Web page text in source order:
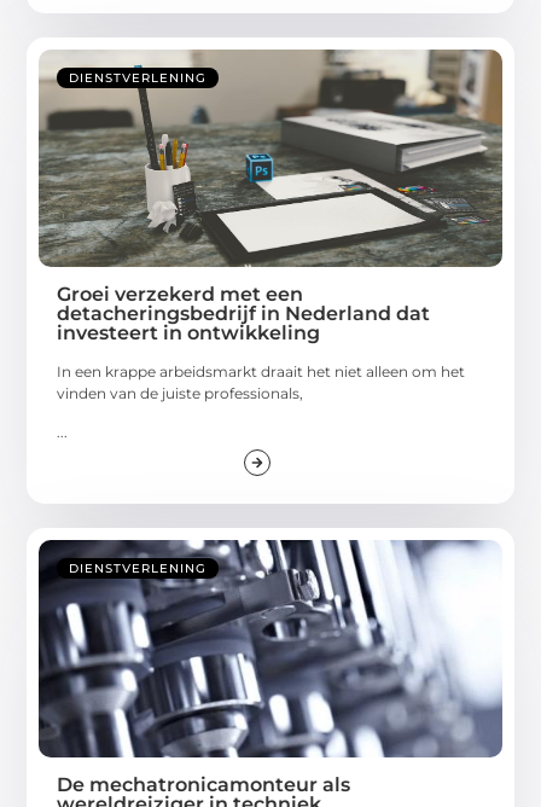
DIENSTVERLENING
Groei verzekerd met een
detacheringsbedrijf in Nederland dat
investeert in ontwikkeling
In een krappe arbeidsmarkt draait het niet alleen om het
vinden van de juiste professionals,
...
DIENSTVERLENING
De mechatronicamonteur als